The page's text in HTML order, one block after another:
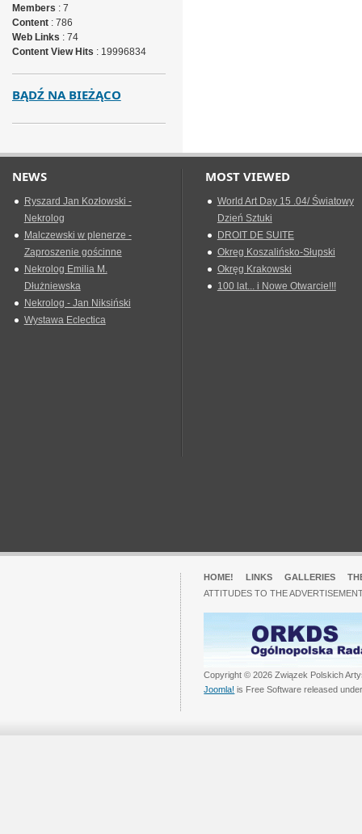
Members : 7
Content: 786
Web Links : 74
Content View Hits : 19996834
BĄDŹ NA BIEŻĄCO
NEWS
Ryszard Jan Kozłowski -
Nekrolog
Malczewski w plenerze -
Zaproszenie gościnne
Nekrolog Emilia M.
Dłużniewska
Nekrolog - Jan Niksiński
Wystawa Eclectica
MOST VIEWED
World Art Day 15 .04/ Światowy
Dzień Sztuki
DROIT DE SUITE
Okreg Koszalińsko-Słupski
Okręg Krakowski
100 lat... i Nowe Otwarcie!!!
HOME! LINKS GALLERIES
ATTITUDES TO THE
Copyright © 2026 Związek Polskich
Joomla! is Free Software released